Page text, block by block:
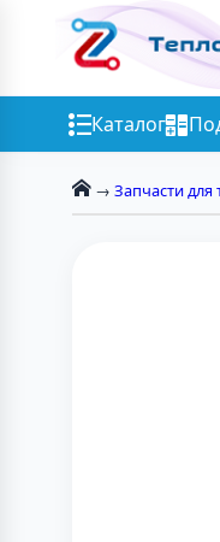
Каталог
→ Запчасти